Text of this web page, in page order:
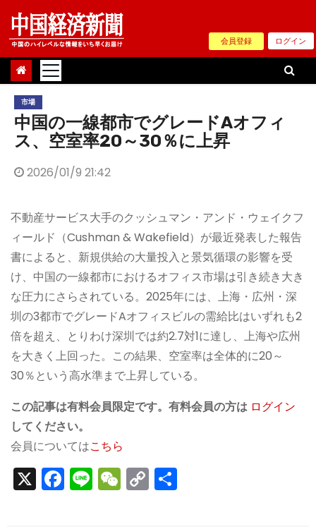
Skip
content
会員登録 ログイン
市場
中国の一線都市でグレードAオフィ
ス、空室率20～30％に上昇
2026/01/9 21:42
不動産サービス大手のクッシュマン・アンド・ウェイクフ
ィールド（Cushman & Wakefield）が最近発表した報告
書によると、新規供給の大量投入と景気循環の影響を受
け、中国の一線都市におけるオフィス市場は引き続き大き
な圧力にさらされている。2025年には、上海・広州・深
圳の3都市でグレードAオフィスビルの需給比はいずれも2
倍を超え、とりわけ深圳では約2.7対1に達し、上海や広州
を大きく上回った。この結果、空室率は全体的に20～
30％という高水準まで上昇している。
この記事は有料会員限定です。有料会員の方は ログイン
してください。
会員についてはこちら
X F
a
Li
n
W
e
C
o